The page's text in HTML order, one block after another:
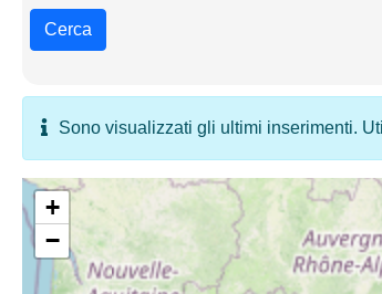
Cerca
Sono visualizzati gli ultimi inserimenti.
+
−